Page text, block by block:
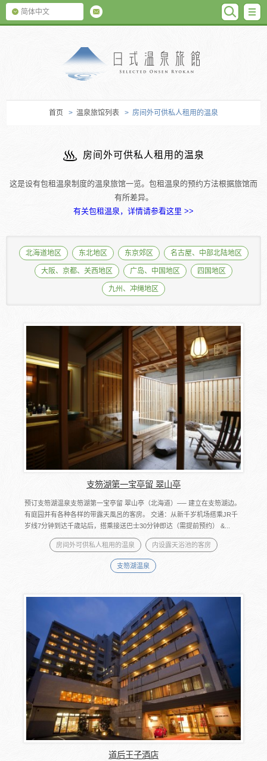
简体中文
首页 > 温泉旅馆列表 > 房间外可供私人租用的温泉
房间外可供私人租用的温泉
这是设有包租温泉制度的温泉旅馆一览。包租温泉的预约方法根据旅馆而
有所差异。
有关包租温泉，详情请参看这里 >>
北海道地区 东北地区 东京郊区 名古屋、中部北陆地区
大阪、京都、关西地区 广岛、中国地区 四国地区
九州、冲绳地区
支笏湖第一宝亭留 翠山亭
预订支笏湖温泉支笏湖第一宝亭留 翠山亭（北海道）── 建立在支笏湖边。
有庭园并有各种各样的带露天風呂的客房。 交通：从新千岁机场搭乘JR千
岁线7分钟到达千歳站后，搭乘接送巴士30分钟即达（需提前预约） &...
房间外可供私人租用的温泉 内设露天浴池的客房
支笏湖温泉
道后王子酒店